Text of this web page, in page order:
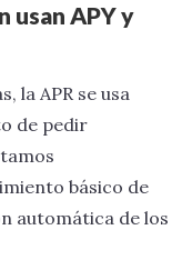
usan APY y
la APR se usa
de pedir
básico de
automática de los